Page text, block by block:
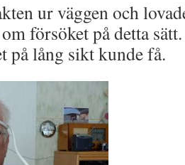
ur väggen och
försöket på detta
på lång sikt kunde få.